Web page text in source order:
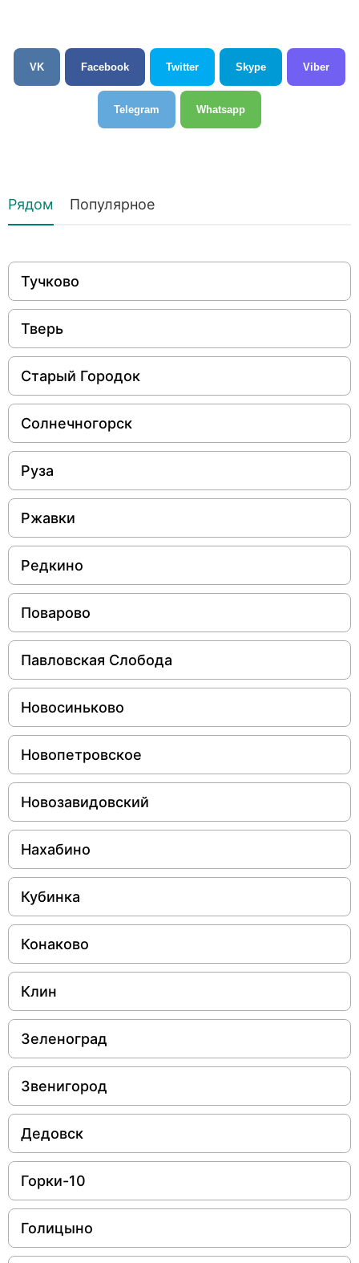
VK Facebook Twitter Skype Viber
Telegram Whatsapp
Рядом Популярное
Тучково
Тверь
Старый Городок
Солнечногорск
Руза
Ржавки
Редкино
Поварово
Павловская Слобода
Новосиньково
Новопетровское
Новозавидовский
Нахабино
Кубинка
Конаково
Клин
Зеленоград
Звенигород
Дедовск
Горки-10
Голицыно